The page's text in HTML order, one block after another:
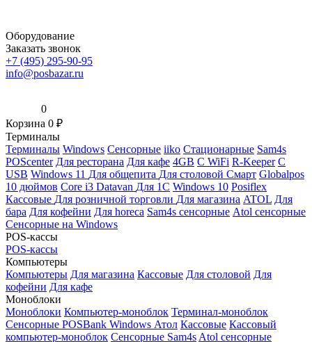
Оборудование
Заказать звонок
+7 (495) 295-90-95
info@posbazar.ru
0
Корзина 0 ₽
Терминалы
Терминалы Windows Сенсорные iiko Стационарные Sam4s
POScenter Для ресторана Для кафе 4GB С WiFi R-Keeper С
USB Windows 11 Для общепита Для столовой Смарт Globalpos
10 дюймов Core i3 Datavan Для 1С Windows 10 Posiflex
Кассовые Для розничной торговли Для магазина ATOL Для
бара Для кофейни Для horeca Sam4s сенсорные Atol сенсорные
Сенсорные на Windows
POS-кассы
POS-кассы
Компьютеры
Компьютеры Для магазина Кассовые Для столовой Для
кофейни Для кафе
Моноблоки
Моноблоки Компьютер-моноблок Терминал-моноблок
Сенсорные POSBank Windows Атол Кассовые Кассовый
компьютер-моноблок Сенсорные Sam4s Atol сенсорные